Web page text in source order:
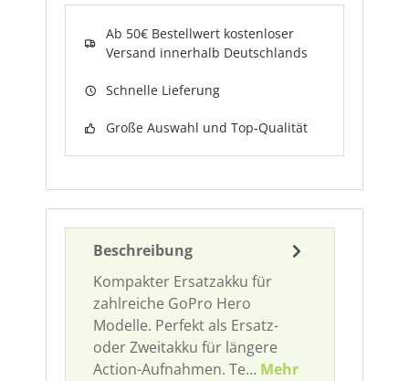
Ab 50€ Bestellwert kostenloser
Versand innerhalb Deutschlands
Schnelle Lieferung
Große Auswahl und Top-Qualität
Beschreibung
Kompakter Ersatzakku für
zahlreiche GoPro Hero
Modelle. Perfekt als Ersatz-
oder Zweitakku für längere
Action-Aufnahmen. Te… Mehr